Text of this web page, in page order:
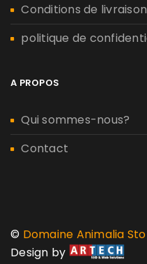
Conditions de livraison
politique de
A PROPOS
Qui sommes-nous?
Contact
© Domaine Animalia
Design by